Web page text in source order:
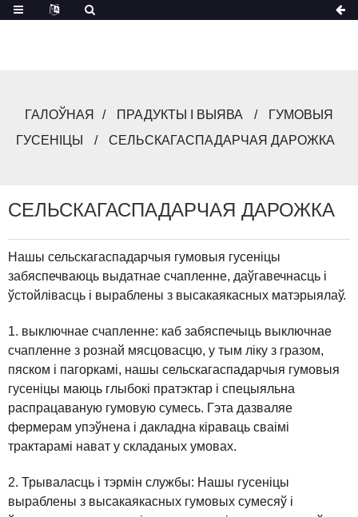
ГАЛОЎНАЯ ПРАДУКТЫ І ВЫЯВА
ГУМОВЫЯ
ГУСЕНІЦЫ
СЕЛЬСКАГАСПАДАРЧАЯ ДАРОЖКА
СЕЛЬСКАГАСПАДАРЧАЯ ДАРОЖКА
Нашы сельскагаспадарчыя гумовыя гусеніцы
забяспечваюць выдатнае счапленне, даўгавечнасць і
ўстойлівасць і выраблены з высакаякасных матэрыялаў.
1. выключнае счапленне: каб забяспечыць выключнае
счапленне з рознай мясцовасцю, у тым ліку з гразом,
пяском і пагоркамі, нашы сельскагаспадарчыя гумовыя
гусеніцы маюць глыбокі пратэктар і спецыяльна
распрацаваную гумовую сумесь. Гэта дазваляе
фермерам упэўнена і дакладна кіраваць сваімі
трактарамі нават у складаных умовах.
2. Трываласць і тэрмін службы: Нашы гусеніцы
выраблены з высакаякасных гумовых сумесяў і